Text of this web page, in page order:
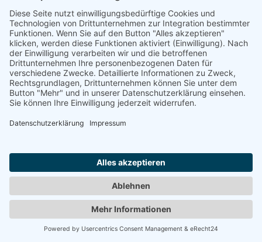
Weiterlesen
© Copyright - Thomas Liebscher